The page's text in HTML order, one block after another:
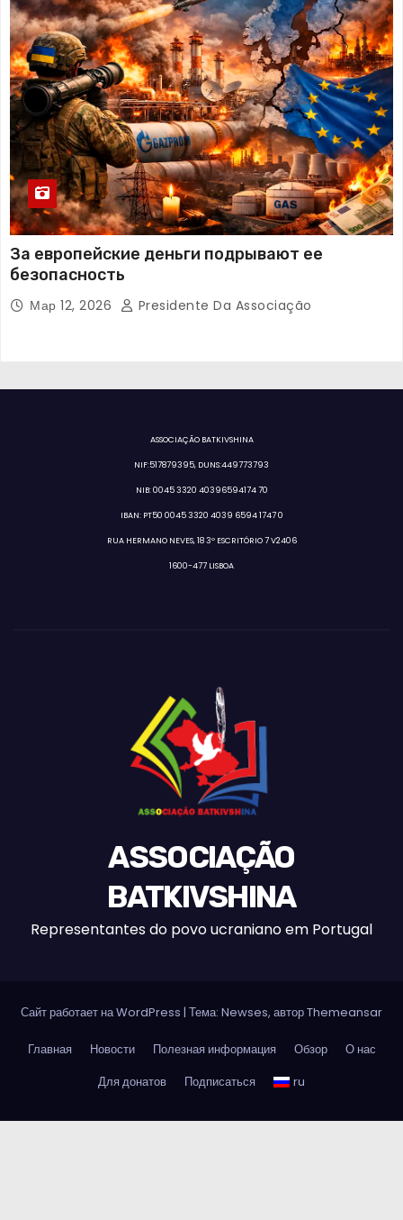
За европейские деньги подрывают ее
безопасность
Мар 12, 2026 Presidente Da Associação
ASSOCIAÇÃO BATKIVSHINA
NIF:517879395, DUNS:449773793
NIB: 0045 3320 40396594174 70
IBAN: PT50 0045 3320 4039 6594 1747 0
RUA HERMANO NEVES, 18 3º ESCRITÓRIO 7 V2406
1600-477 LISBOA
ASSOCIAÇÃO
BATKIVSHINA
Representantes do povo ucraniano em Portugal
Сайт работает на WordPress | Тема: Newses, авторThemeansar
Главная Новости Полезная информация Обзор
О нас
Для донатов
Подписаться ru